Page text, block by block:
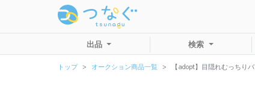
出品 検索
トップ オークション商品一覧 【adopt】目隠れむっちり